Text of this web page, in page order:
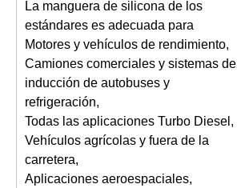
La manguera de silicona de los
estándares es adecuada para
Motores y vehículos de rendimiento,
Camiones comerciales y sistemas de
inducción de autobuses y
refrigeración,
Todas las aplicaciones Turbo Diesel,
Vehículos agrícolas y fuera de la
carretera,
Aplicaciones aeroespaciales,